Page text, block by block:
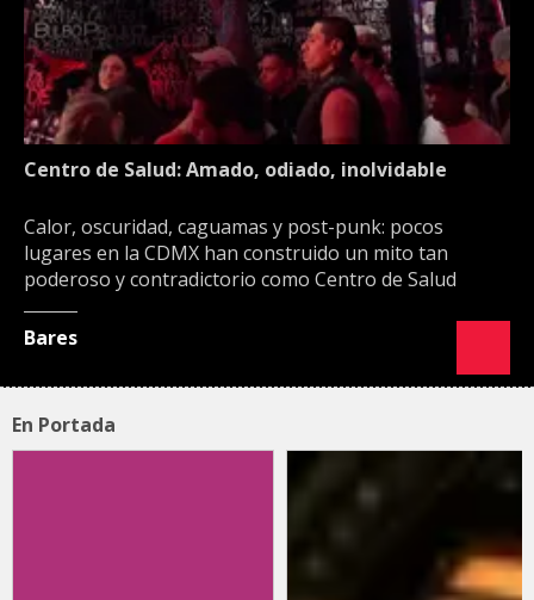
Centro de Salud: Amado, odiado, inolvidable
Calor, oscuridad, caguamas y post-punk: pocos
lugares en la CDMX han construido un mito tan
poderoso y contradictorio como Centro de Salud
Bares
En Portada